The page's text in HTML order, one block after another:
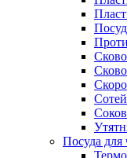
Посуда для